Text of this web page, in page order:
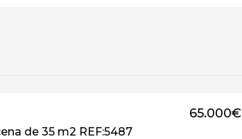
de 35 m2 REF:5487
65.000€